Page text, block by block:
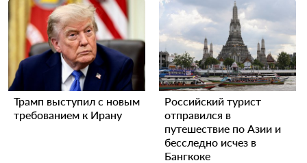
Трамп выступил с новым
требованием к Ирану
Российский турист
отправился в
путешествие по Азии и
бесследно исчез в
Бангкоке